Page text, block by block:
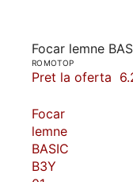
-30%
Focar lemne
ROMOTOP
Pret la oferta
Focar
lemne
BASIC
B3Y